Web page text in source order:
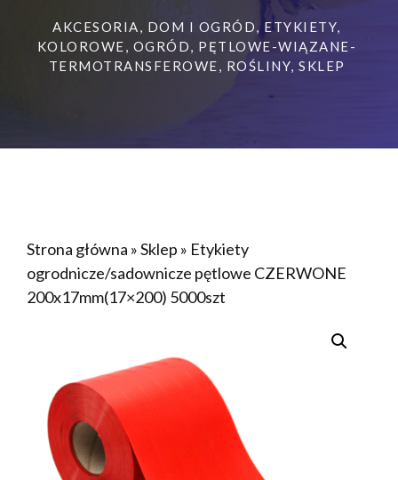
AKCESORIA, DOM I OGRÓD, ETYKIETY,
KOLOROWE, OGRÓD, PĘTLOWE-WIĄZANE-
TERMOTRANSFEROWE, ROŚLINY, SKLEP
Strona główna »Sklep » Etykiety
ogrodnicze/sadownicze pętlowe CZERWONE
200x17mm(17×200) 5000szt